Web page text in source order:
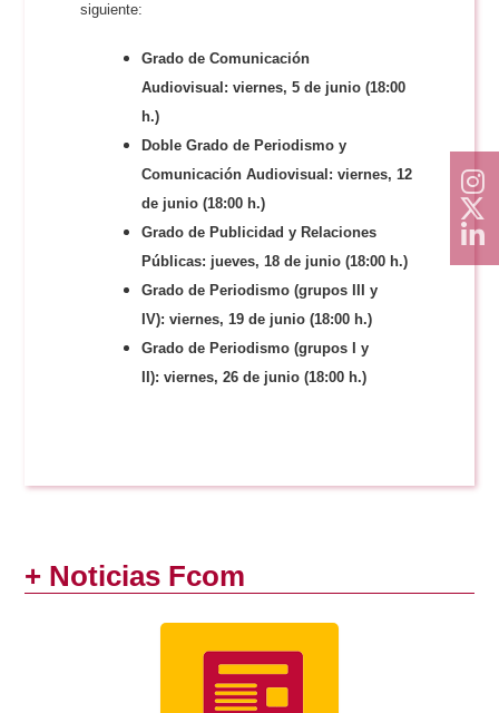
siguiente:
Grado de Comunicación
Audiovisual: viernes, 5 de junio (18:00
h.)
Doble Grado de Periodismo y
Comunicación Audiovisual: viernes, 12
de junio (18:00 h.)
Grado de Publicidad y Relaciones
Públicas: jueves, 18 de junio (18:00 h.)
Grado de Periodismo (grupos III y
IV): viernes, 19 de junio (18:00 h.)
Grado de Periodismo (grupos I y
II): viernes, 26 de junio (18:00 h.)
+ Noticias Fcom